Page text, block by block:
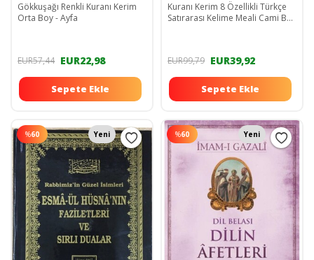
Gökkuşağı Renkli Kuranı Kerim
Orta Boy - Ayfa
EUR57,44 EUR22,98
Sepete Ekle
Kuranı Kerim 8 Özellikli Türkçe
Satırarası Kelime Meali Cami Boy
EUR99,79 EUR39,92
Sepete Ekle
%60 Yeni %60 Yeni